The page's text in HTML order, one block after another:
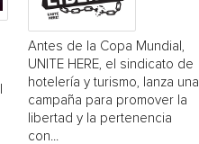
Antes de la Copa Mundial,
UNITE HERE, el sindicato de
hotelería y turismo, lanza una
campaña para promover la
libertad y la pertenencia
con...